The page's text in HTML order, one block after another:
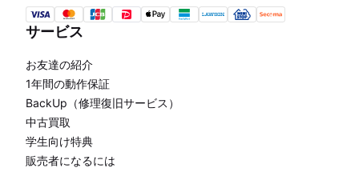
サービス
お友達の紹介
1年間の動作保証
BackUp（修理復旧サービス）
中古買取
学生向け特典
販売者になるには